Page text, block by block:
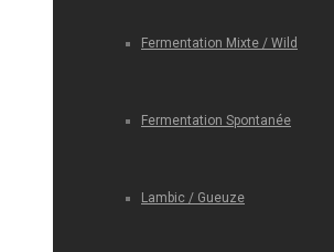
Fermentation Mixte / Wild
Fermentation Spontanée
Lambic / Gueuze